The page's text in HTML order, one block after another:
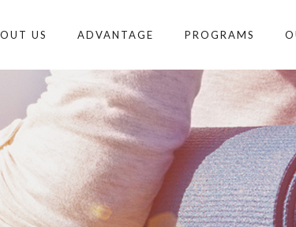
US ADVANTAGE PROGRAMS